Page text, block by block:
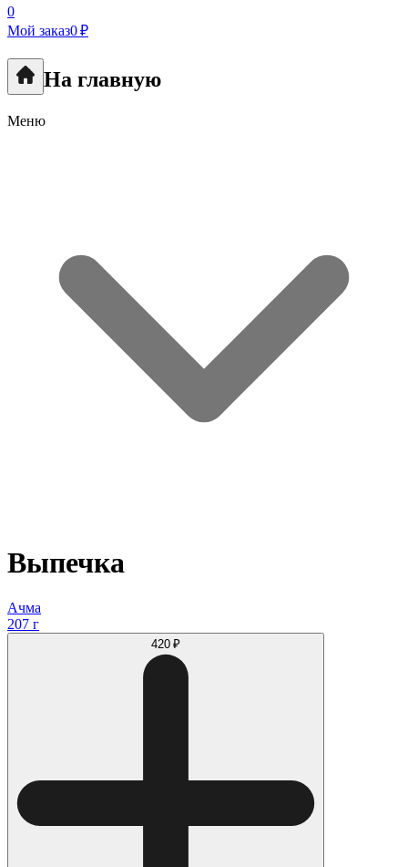
0
Мой заказ0 ₽
На главную
Меню
Выпечка
Ачма
207 г
420 ₽